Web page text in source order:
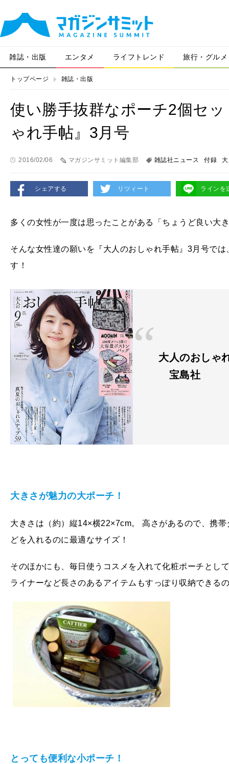
雑誌・出版 エンタメ ライフトレンド 旅行・グルメ
トップページ 雑誌・出版
使い勝手抜群なポーチ2個セ
ゃれ手帖』3月号
2016/02/06 マガジンサミット編集部 雑誌社ニュース 付録
シェアする リツィート ラインを
多くの女性が一度は思ったことがある「ちょうど良い大
そんな女性達の願いを『大人のおしゃれ手帖』3月号で
す！
大人のおしゃ
宝島社
大きさが魅力の大ポーチ！
大きさは（約）縦14×横22×7cm。 高さがあるので、携
どを入れるのに最適なサイズ！
そのほかにも、毎日使うコスメを入れて化粧ポーチとし
ライナーなど長さのあるアイテムもすっぽり収納できる
とっても便利な小ポーチ！